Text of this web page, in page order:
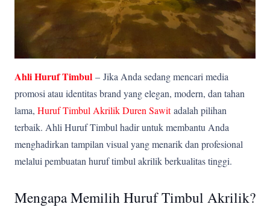
Ahli Huruf Timbul – Jika Anda sedang mencari media
promosi atau identitas brand yang elegan, modern, dan tahan
lama, Huruf Timbul Akrilik Duren Sawitadalah pilihan
terbaik. Ahli Huruf Timbul hadir untuk membantu Anda
menghadirkan tampilan visual yang menarik dan profesional
melalui pembuatan huruf timbul akrilik berkualitas tinggi.
Mengapa Memilih Huruf Timbul Akrilik?